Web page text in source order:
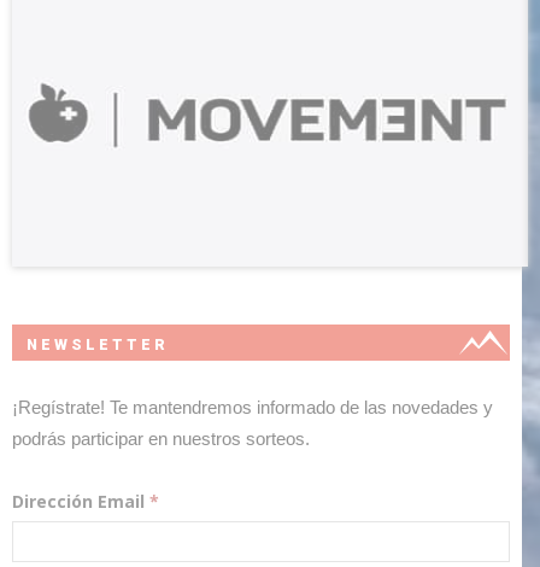
NEWSLETTER
¡Regístrate! Te mantendremos informado de las novedades y
podrás participar en nuestros sorteos.
Dirección Email *